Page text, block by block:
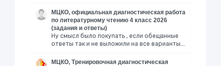
МЦКО, официальная диагностическая работа
по литературному чтению 4 класс 2026
(задания и ответы)
Ну смысл было покупать , если обещанные
ответы так и не выложили на все варианты….
МЦКО, Тренировочная диагностическая